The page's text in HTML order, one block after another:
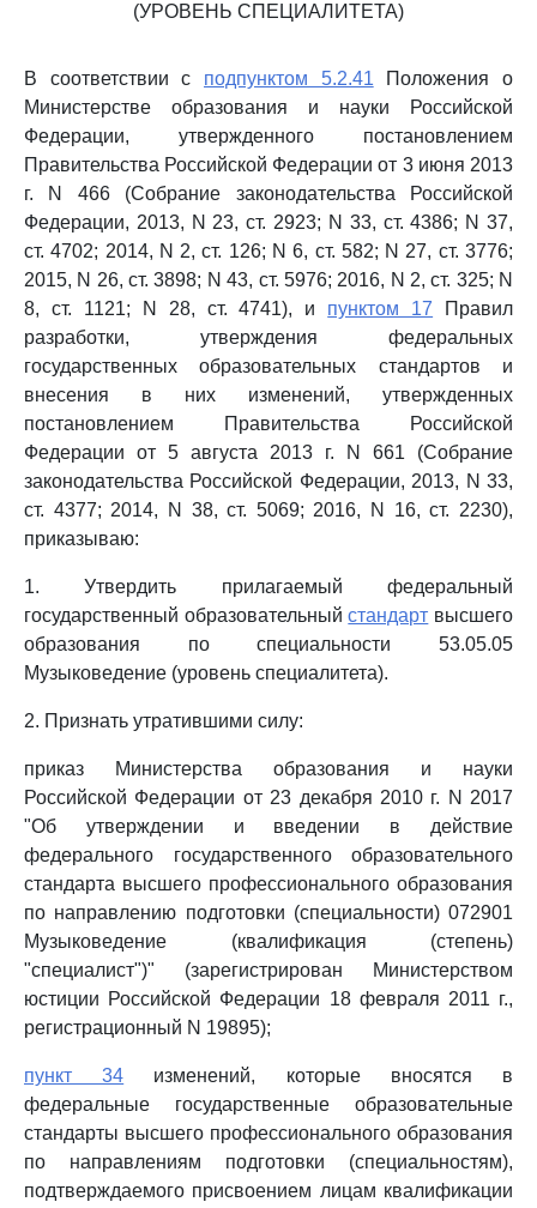
(УРОВЕНЬ СПЕЦИАЛИТЕТА)
В соответствии с подпунктом 5.2.41 Положения о
Министерстве образования и науки Российской
Федерации, утвержденного постановлением
Правительства Российской Федерации от 3 июня 2013
г. N 466 (Собрание законодательства Российской
Федерации, 2013, N 23, ст. 2923; N 33, ст. 4386; N 37,
ст. 4702; 2014, N 2, ст. 126; N 6, ст. 582; N 27, ст. 3776;
2015, N 26, ст. 3898; N 43, ст. 5976; 2016, N 2, ст. 325; N
8, ст. 1121; N 28, ст. 4741), и пунктом 17 Правил
разработки, утверждения федеральных
государственных образовательных стандартов и
внесения в них изменений, утвержденных
постановлением Правительства Российской
Федерации от 5 августа 2013 г. N 661 (Собрание
законодательства Российской Федерации, 2013, N 33,
ст. 4377; 2014, N 38, ст. 5069; 2016, N 16, ст. 2230),
приказываю:
1. Утвердить прилагаемый федеральный
государственный образовательныйстандарт высшего
образования по специальности 53.05.05
Музыковедение (уровень специалитета).
2. Признать утратившими силу:
приказ Министерства образования и науки
Российской Федерации от 23 декабря 2010 г. N 2017
"Об утверждении и введении в действие
федерального государственного образовательного
стандарта высшего профессионального образования
по направлению подготовки (специальности) 072901
Музыковедение (квалификация (степень)
"специалист")" (зарегистрирован Министерством
юстиции Российской Федерации 18 февраля 2011 г.,
регистрационный N 19895);
пункт 34 изменений, которые вносятся в
федеральные государственные образовательные
стандарты высшего профессионального образования
по направлениям подготовки (специальностям),
подтверждаемого присвоением лицам квалификации